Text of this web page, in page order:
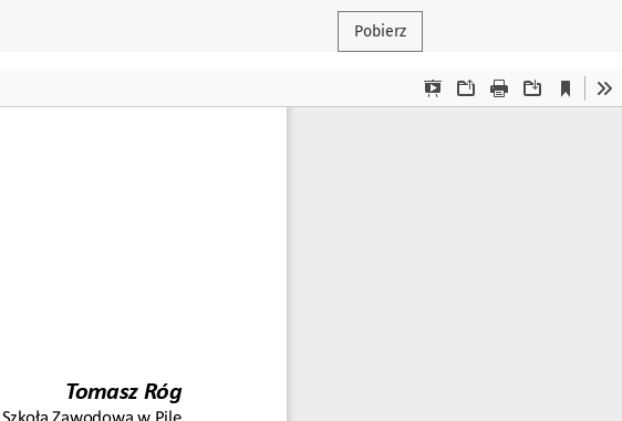
Pobierz